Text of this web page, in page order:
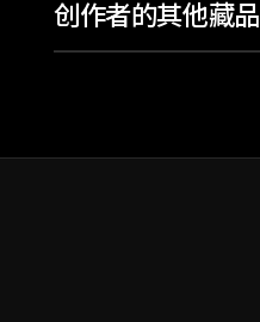
创作者的其他藏品